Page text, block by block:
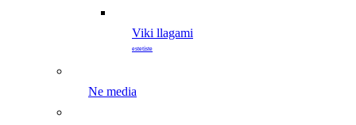
viki llagami
estetiste
ne media